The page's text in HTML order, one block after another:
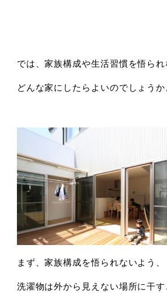
では、家族構成や生活習慣を悟られ
どんな家にしたらよいのでしょうか
まず、家族構成を悟られないよう、
洗濯物は外から見えない場所に干す